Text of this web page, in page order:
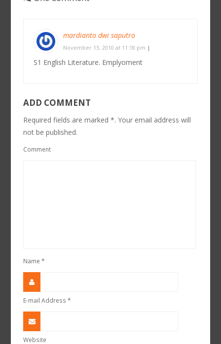
mardianto dwi saputro
November 13, 2010 at 11:18 pm |
S1 English Literature. Emplyoment
ADD COMMENT
Required fields are marked *. Your email address will
not be published.
Comment
Name*
E-mail Address*
Website